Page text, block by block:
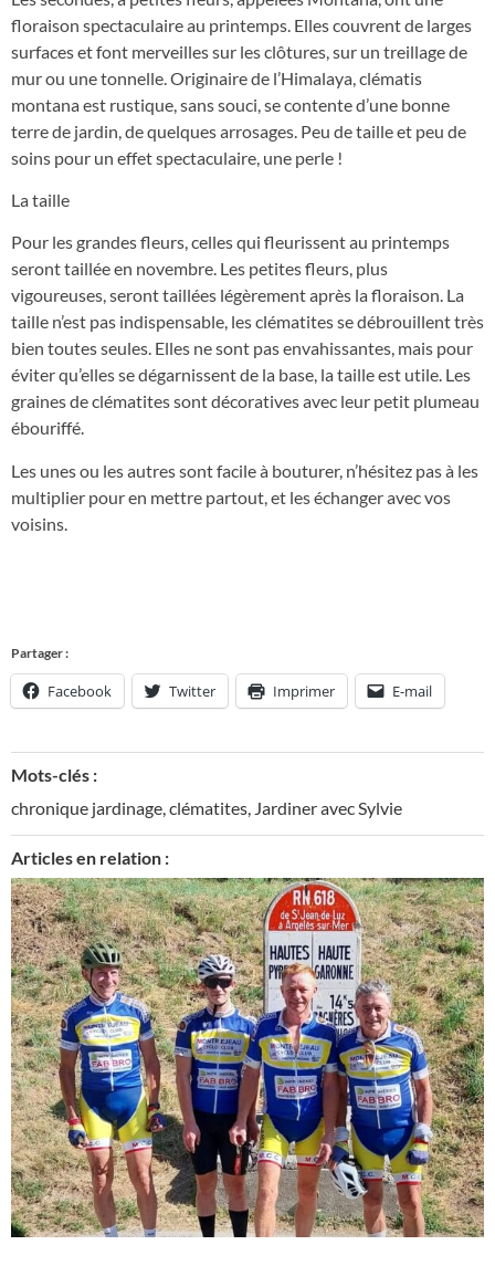
floraison spectaculaire au printemps. Elles couvrent de larges
surfaces et font merveilles sur les clôtures, sur un treillage de
mur ou une tonnelle. Originaire de l’Himalaya, clématis
montana est rustique, sans souci, se contente d’une bonne
terre de jardin, de quelques arrosages. Peu de taille et peu de
soins pour un effet spectaculaire, une perle !
La taille
Pour les grandes fleurs, celles qui fleurissent au printemps
seront taillée en novembre. Les petites fleurs, plus
vigoureuses, seront taillées légèrement après la floraison. La
taille n’est pas indispensable, les clématites se débrouillent très
bien toutes seules. Elles ne sont pas envahissantes, mais pour
éviter qu’elles se dégarnissent de la base, la taille est utile. Les
graines de clématites sont décoratives avec leur petit plumeau
ébouriffé.
Les unes ou les autres sont facile à bouturer, n’hésitez pas à les
multiplier pour en mettre partout, et les échanger avec vos
voisins.
Partager :
Facebook Twitter Imprimer E-mail
Mots-clés :
chronique jardinage,clématites, Jardiner avec Sylvie
Articles en relation :